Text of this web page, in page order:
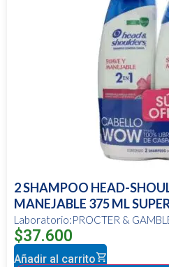
2 SHAMPOO HEAD-
MANEJABLE 375 ML
Laboratorio:PROCTER &
$37.600
Añadir al carrito